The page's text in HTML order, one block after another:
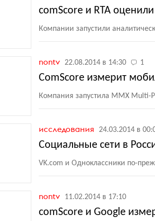
comScore и RTA
Компании запустили
nontv 22.08.2014 в 14:30 1
ComScore измерит
Компания запустила MMX
исследования 24.03.2014 в
Социальные сети в
VK.com и Одноклассники по-
nontv 11.02.2014 в 17:10
comScore и Google